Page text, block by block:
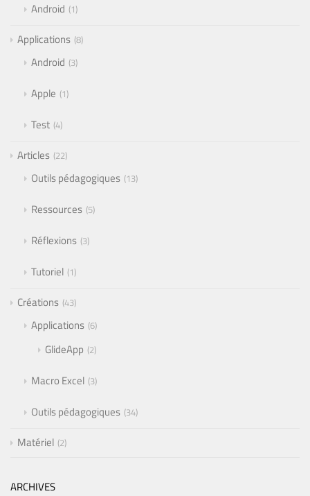
Android 1
Applications 8
Android 3
Apple 1
Test 4
Articles 22
Outils pédagogiques 13
Ressources 5
Réflexions 3
Tutoriel 1
Créations 43
Applications 6
GlideApp 2
Macro Excel 3
Outils pédagogiques 34
Matériel 2
ARCHIVES